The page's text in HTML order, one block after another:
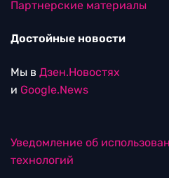
Партнерские материалы
Достойные новости
Мы в Дзен.Новостях
и Google.News
Уведомление об
технологий